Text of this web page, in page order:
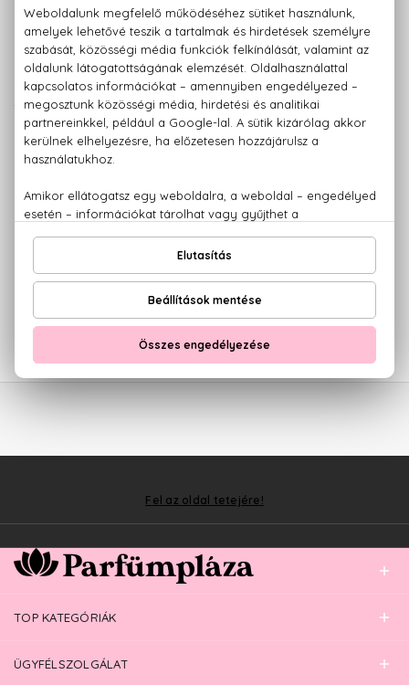
Men
Borotválkozás utáni bőrnyugtató
75 ml
12.100 Ft
Wild Instinct
Szakállszérum
3.390 Ft
NATURA SIBERICA
Borotválkozás utáni hűsítő gél
Fel az oldal tetejére!
TOP KATEGÓRIÁK
ÜGYFÉLSZOLGÁLAT